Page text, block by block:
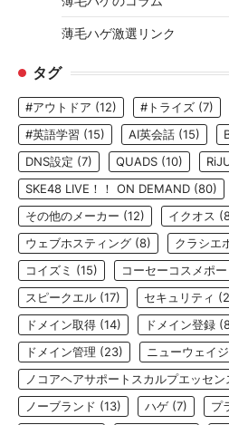
薄毛ハゲ激選リンク
タグ
#アウトドア (12) #トライズ (7)
#英語学習 (15) AI英会話 (15)
DNS設定 (7) QUADS (10)
SKE48 LIVE！！ ON DEMAND (80)
その他のメーカー (12) イクオス
ウェブホスティング (8) クラシエ
コイズミ (15) コーセーコスメポー
スピークエル (17) セキュリティ
ドメイン取得 (14) ドメイン登録
ドメイン管理 (23) ニューウェイ
ノコアヘアサポートスカルプエッセン
ノーブランド (13) ハゲ (7) プ